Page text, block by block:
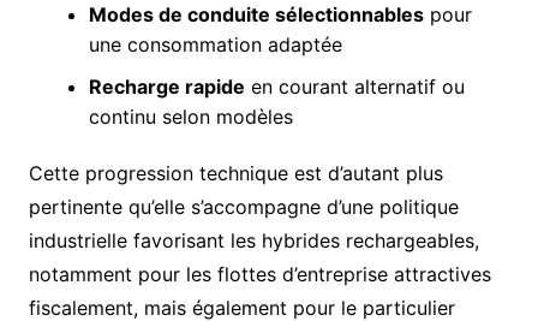
Modes de conduite sélectionnablespour
une consommation adaptée
Recharge rapide en courant alternatif ou
continu selon modèles
Cette progression technique est d’autant plus
pertinente qu’elle s’accompagne d’une politique
industrielle favorisant les hybrides rechargeables,
notamment pour les flottes d’entreprise attractives
fiscalement, mais également pour le particulier